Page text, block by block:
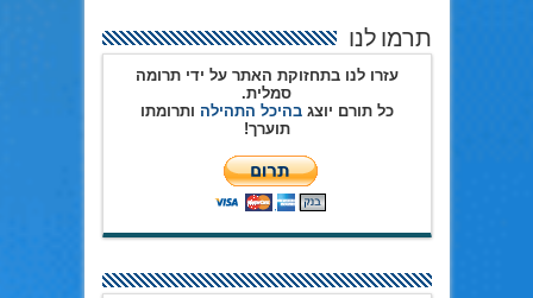
תרמו לנו
עזרו לנו בתחזוקת האתר על ידי תרומה
סמלית.
כל תורם יוצגבהיכל התהילה ותרומתו
תוערך!